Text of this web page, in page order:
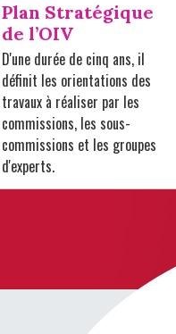
Plan Stratégique
de l’OIV
D'une durée de cinq ans, il
définit les orientations des
travaux à réaliser par les
commissions, les sous-
commissions et les groupes
d'experts.